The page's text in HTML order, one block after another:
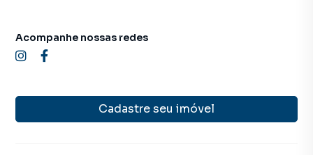
Cadastre seu imóvel
Acompanhe nossas redes